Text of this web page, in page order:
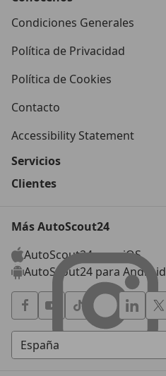
Condiciones Generales
Política de Privacidad
Política de Cookies
Contacto
Accessibility Statement
Servicios
Clientes
Más AutoScout24
AutoScout24 para iOS
AutoScout24 para Android